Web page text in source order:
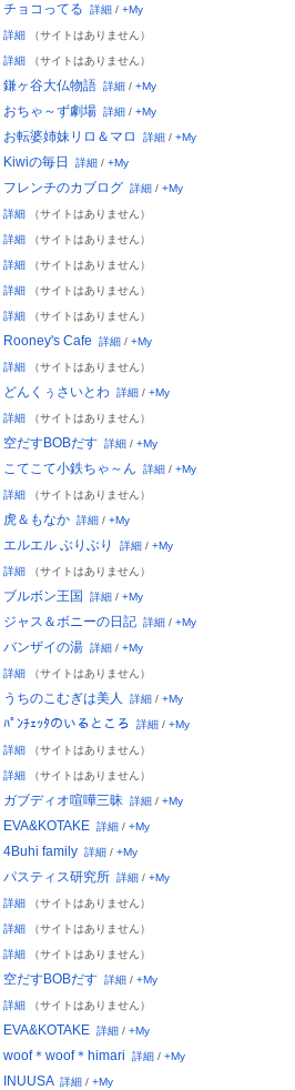
チョコってる 詳細 / +My
詳細 （サイトはありません）
詳細 （サイトはありません）
鎌ヶ谷大仏物語 詳細 / +My
おちゃ～ず劇場 詳細 / +My
お転婆姉妹リロ＆マロ 詳細 / +My
Kiwiの毎日 詳細 / +My
フレンチのカブログ 詳細 / +My
詳細 （サイトはありません）
詳細 （サイトはありません）
詳細 （サイトはありません）
詳細 （サイトはありません）
詳細 （サイトはありません）
Rooney's Cafe 詳細 / +My
詳細 （サイトはありません）
どんくぅさいとわ 詳細 / +My
詳細 （サイトはありません）
空だすBOBだす 詳細 / +My
こてこて小鉄ちゃ～ん 詳細 / +My
詳細 （サイトはありません）
虎＆もなか 詳細 / +My
エルエル ぶりぶり 詳細 / +My
詳細 （サイトはありません）
ブルボン王国 詳細 / +My
ジャス＆ボニーの日記 詳細 / +My
バンザイの湯 詳細 / +My
詳細 （サイトはありません）
うちのこむぎは美人 詳細 / +My
ﾊﾟﾝﾁｪｯﾀのいるところ 詳細 / +My
詳細 （サイトはありません）
詳細 （サイトはありません）
ガブディオ喧嘩三昧 詳細 / +My
EVA&KOTAKE 詳細 / +My
4Buhi family 詳細 / +My
パスティス研究所 詳細 / +My
詳細 （サイトはありません）
詳細 （サイトはありません）
詳細 （サイトはありません）
空だすBOBだす 詳細 / +My
詳細 （サイトはありません）
EVA&KOTAKE 詳細 / +My
woof＊woof＊himari 詳細 / +My
INUUSA 詳細 / +My